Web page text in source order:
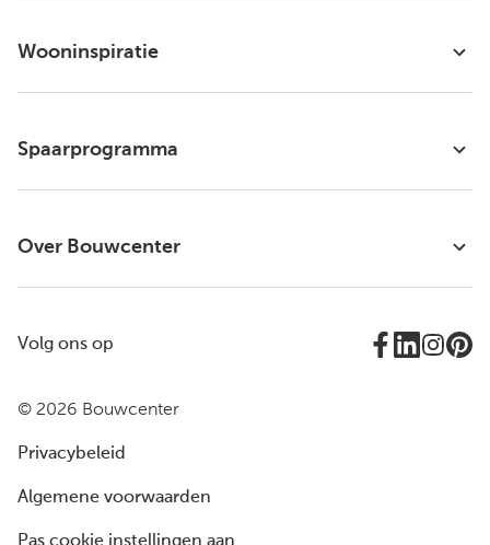
Wooninspiratie
Spaarprogramma
Over Bouwcenter
© 2026 Bouwcenter
Privacybeleid
Algemene voorwaarden
Volg ons op